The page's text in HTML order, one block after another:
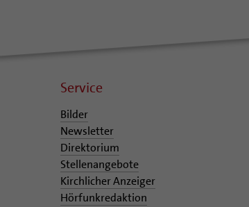
Service
Bilder
Newsletter
Direktorium
Stellenangebote
Kirchlicher Anzeiger
Hörfunkredaktion